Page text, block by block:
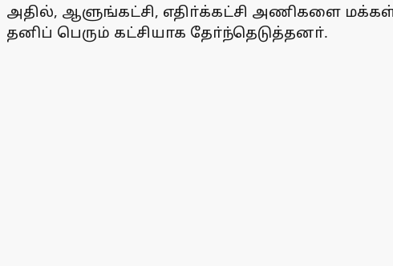
அதில், ஆளுங்கட்சி, எதிா்க்கட்சி அணிகளை
தனிப் பெரும் கட்சியாக தோ்ந்தெடுத்தனா்.